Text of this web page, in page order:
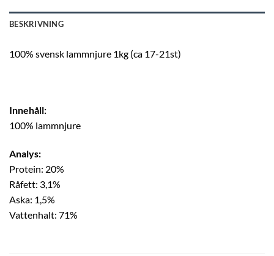
BESKRIVNING
100% svensk lammnjure 1kg (ca 17-21st)
Innehåll:
100% lammnjure
Analys:
Protein: 20%
Råfett: 3,1%
Aska: 1,5%
Vattenhalt: 71%